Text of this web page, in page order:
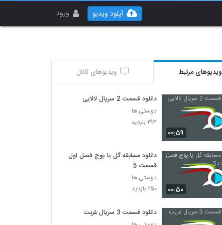
ورود آپلود ویدیو
ویدیوهای مرتبط ویدیوهای کانال
۰۰:۵۹
دانلود قسمت 2 سریال لالایی
دوستی ها
۲۹۳ بازدید
۰۰:۵۰
دانلود مسابقه گل یا پوچ فصل اول
قسمت 5
دوستی ها
۲۵۰ بازدید
دانلود قسمت 3 سریال غربت